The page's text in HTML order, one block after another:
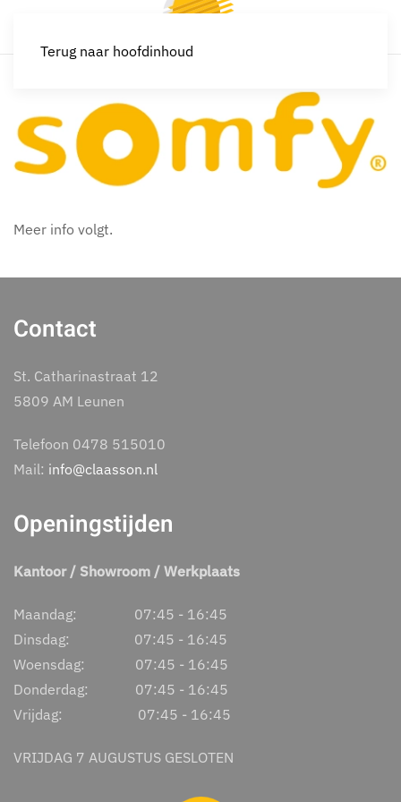
Terug naar hoofdinhoud
Meer info volgt.
Contact
St. Catharinastraat 12
5809 AM Leunen
Telefoon 0478 515010
Mail: info@claasson.nl
Openingstijden
Kantoor / Showroom / Werkplaats
Maandag: 07:45 - 16:45
Dinsdag: 07:45 - 16:45
Woensdag: 07:45 - 16:45
Donderdag: 07:45 - 16:45
Vrijdag: 07:45 - 16:45
VRIJDAG 7 AUGUSTUS GESLOTEN